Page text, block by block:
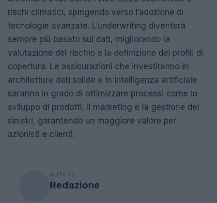
rischi climatici, spingendo verso l’adozione di
tecnologie avanzate. L’underwriting diventerà
sempre più basato sui dati, migliorando la
valutazione del rischio e la definizione dei profili di
copertura. Le assicurazioni che investiranno in
architetture dati solide e in intelligenza artificiale
saranno in grado di ottimizzare processi come lo
sviluppo di prodotti, il marketing e la gestione dei
sinistri, garantendo un maggiore valore per
azionisti e clienti.
AUTORE
Redazione